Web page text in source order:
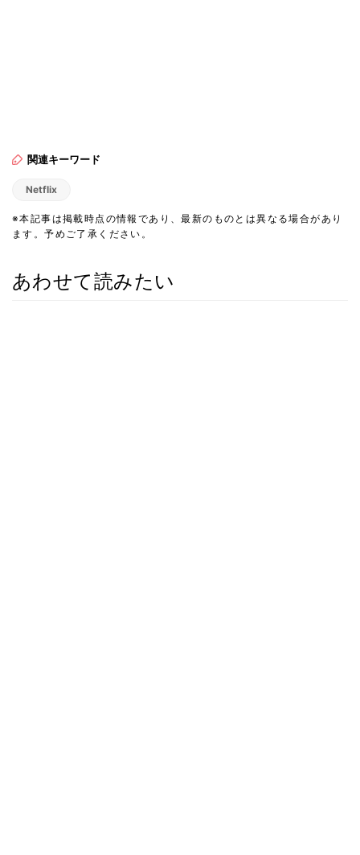
関連キーワード
Netflix
※本記事は掲載時点の情報であり、最新のものとは異なる場合があり
ます。予めご了承ください。
あわせて読みたい